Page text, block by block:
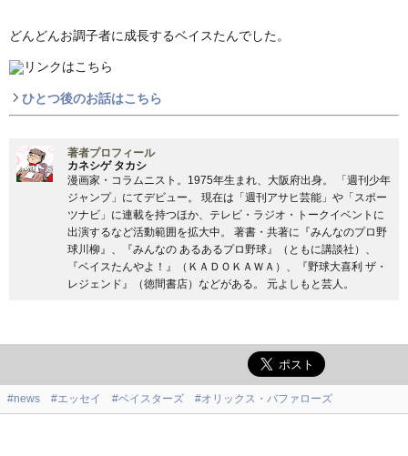
どんどんお調子者に成長するベイスたんでした。
ひとつ後のお話はこちら
著者プロフィール
カネシゲ タカシ
漫画家・コラムニスト。1975年生まれ、大阪府出身。 「週刊少年
ジャンプ」にてデビュー。 現在は「週刊アサヒ芸能」や「スポー
ツナビ」に連載を持つほか、テレビ・ラジオ・トークイベントに
出演するなど活動範囲を拡大中。 著書・共著に『みんなのプロ野
球川柳』、『みんなの あるあるプロ野球』（ともに講談社）、
『ベイスたんやよ！』（ＫＡＤＯＫＡＷＡ）、『野球大喜利 ザ・
レジェンド』（徳間書店）などがある。 元よしもと芸人。
#news #エッセイ #ベイスターズ #オリックス・バファローズ